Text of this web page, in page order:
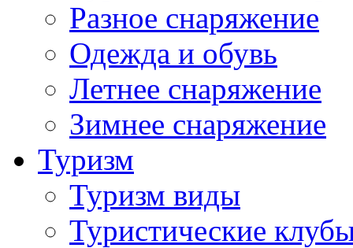
Разное снаряжение
Одежда и обувь
Летнее снаряжение
Зимнее снаряжение
Туризм
Туризм виды
Туристические